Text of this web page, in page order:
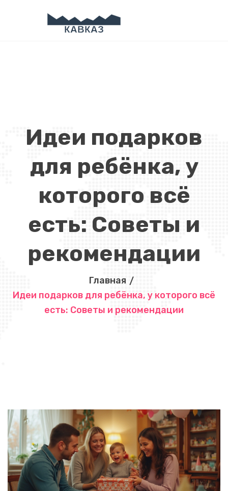
Идеи подарков
для ребёнка, у
которого всё
есть: Советы и
рекомендации
Главная
Идеи подарков для ребёнка, у которого всё
есть: Советы и рекомендации